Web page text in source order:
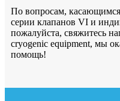
По вопросам,
серии клапанов VI и
пожалуйста, свяжитесь
cryogenic equipment, мы
помощь!